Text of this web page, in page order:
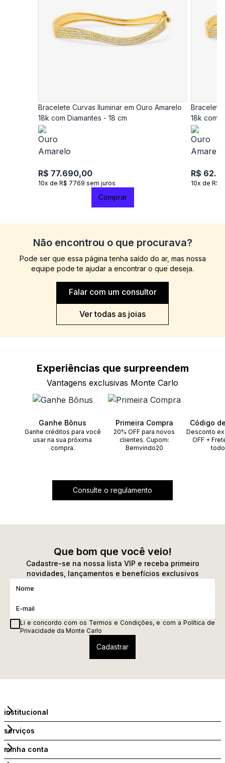
Bracelete Curvas Iluminar em Ouro Amarelo
18k com Diamantes - 18 cm
R$ 77.690,00
10x de R$ 7769 sem juros
Bracelete
18k com
R$
10x de R$
Comprar
Não encontrou o que procurava?
Pode ser que essa página tenha saído do ar, mas nossa
equipe pode te ajudar a encontrar o que deseja.
Falar com um consultor
Ver todas as joias
Experiências que surpreendem
Vantagens exclusivas Monte Carlo
Ganhe Bônus
Ganhe créditos para você
usar na sua próxima
compra.
Primeira Compra
20% OFF para novos
clientes. Cupom:
Bemvindo20
Código
Desconto
OFF +
Consulte o regulamento
Que bom que você veio!
Cadastre-se na nossa lista VIP e receba primeiro
novidades, lançamentos e benefícios exclusivos
Li e concordo com os Termos e Condições, e com a Política de
Privacidade da Monte Carlo
institucional
serviços
minha conta